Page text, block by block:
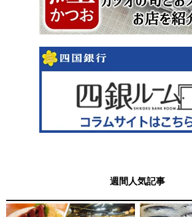
週間人気記事